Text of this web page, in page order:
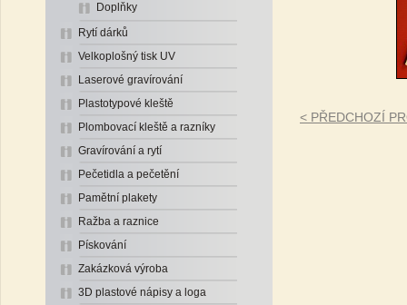
Doplňky
Rytí dárků
Velkoplošný tisk UV
Laserové gravírování
Plastotypové kleště
Plombovací kleště a razníky
Gravírování a rytí
Pečetidla a pečetění
Pamětní plakety
Ražba a raznice
Pískování
Zakázková výroba
3D plastové nápisy a loga
< PŘEDCHOZÍ